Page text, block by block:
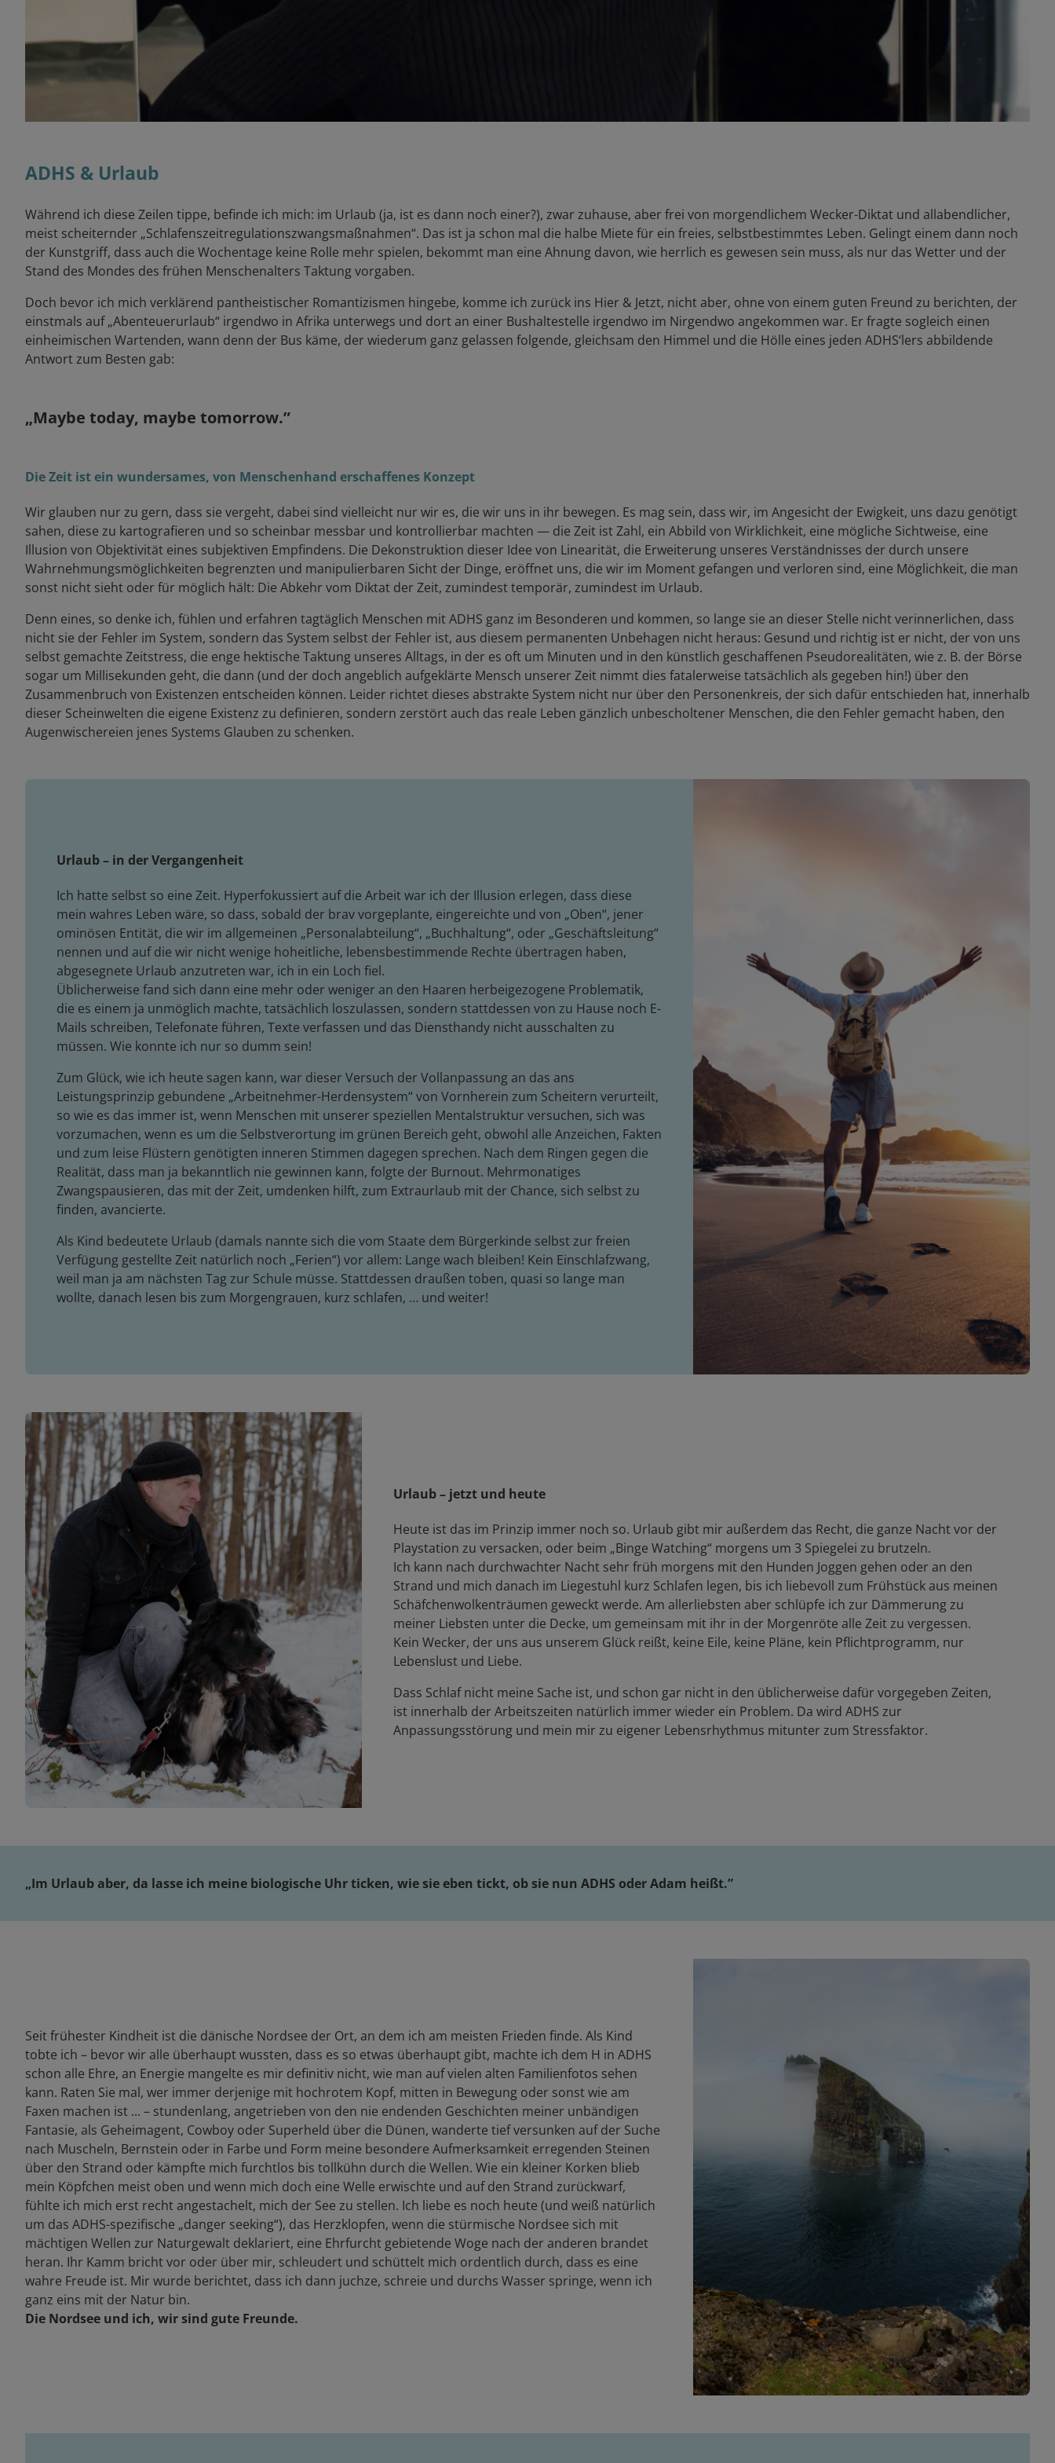
ADHS & Urlaub
Während ich diese Zeilen tippe, befinde ich mich: im Urlaub (ja, ist es dann noch einer?), zwar zuhause, aber frei von morgendlichem Wecker-Diktat und allabendlicher,
meist scheiternder „Schlafenszeitregulationszwangsmaßnahmen“. Das ist ja schon mal die halbe Miete für ein freies, selbstbestimmtes Leben. Gelingt einem dann noch
der Kunstgriff, dass auch die Wochentage keine Rolle mehr spielen, bekommt man eine Ahnung davon, wie herrlich es gewesen sein muss, als nur das Wetter und der
Stand des Mondes des frühen Menschenalters Taktung vorgaben.
Doch bevor ich mich verklärend pantheistischer Romantizismen hingebe, komme ich zurück ins Hier & Jetzt, nicht aber, ohne von einem guten Freund zu berichten, der
einstmals auf „Abenteuerurlaub“ irgendwo in Afrika unterwegs und dort an einer Bushaltestelle irgendwo im Nirgendwo angekommen war. Er fragte sogleich einen
einheimischen Wartenden, wann denn der Bus käme, der wiederum ganz gelassen folgende, gleichsam den Himmel und die Hölle eines jeden ADHS‘lers abbildende
Antwort zum Besten gab:
„Maybe today, maybe tomorrow.”
Die Zeit ist ein wundersames, von Menschenhand erschaffenes Konzept
Wir glauben nur zu gern, dass sie vergeht, dabei sind vielleicht nur wir es, die wir uns in ihr bewegen. Es mag sein, dass wir, im Angesicht der Ewigkeit, uns dazu genötigt
sahen, diese zu kartografieren und so scheinbar messbar und kontrollierbar machten — die Zeit ist Zahl, ein Abbild von Wirklichkeit, eine mögliche Sichtweise, eine
Illusion von Objektivität eines subjektiven Empfindens. Die Dekonstruktion dieser Idee von Linearität, die Erweiterung unseres Verständnisses der durch unsere
Wahrnehmungsmöglichkeiten begrenzten und manipulierbaren Sicht der Dinge, eröffnet uns, die wir im Moment gefangen und verloren sind, eine Möglichkeit, die man
sonst nicht sieht oder für möglich hält: Die Abkehr vom Diktat der Zeit, zumindest temporär, zumindest im Urlaub.
Denn eines, so denke ich, fühlen und erfahren tagtäglich Menschen mit ADHS ganz im Besonderen und kommen, so lange sie an dieser Stelle nicht verinnerlichen, dass
nicht sie der Fehler im System, sondern das System selbst der Fehler ist, aus diesem permanenten Unbehagen nicht heraus: Gesund und richtig ist er nicht, der von uns
selbst gemachte Zeitstress, die enge hektische Taktung unseres Alltags, in der es oft um Minuten und in den künstlich geschaffenen Pseudorealitäten, wie z. B. der Börse
sogar um Millisekunden geht, die dann (und der doch angeblich aufgeklärte Mensch unserer Zeit nimmt dies fatalerweise tatsächlich als gegeben hin!) über den
Zusammenbruch von Existenzen entscheiden können. Leider richtet dieses abstrakte System nicht nur über den Personenkreis, der sich dafür entschieden hat, innerhalb
dieser Scheinwelten die eigene Existenz zu definieren, sondern zerstört auch das reale Leben gänzlich unbescholtener Menschen, die den Fehler gemacht haben, den
Augenwischereien jenes Systems Glauben zu schenken.
Urlaub – in der Vergangenheit
Ich hatte selbst so eine Zeit. Hyperfokussiert auf die Arbeit war ich der Illusion erlegen, dass diese
mein wahres Leben wäre, so dass, sobald der brav vorgeplante, eingereichte und von „Oben“, jener
ominösen Entität, die wir im allgemeinen „Personalabteilung“, „Buchhaltung“, oder „Geschäftsleitung“
nennen und auf die wir nicht wenige hoheitliche, lebensbestimmende Rechte übertragen haben,
abgesegnete Urlaub anzutreten war, ich in ein Loch fiel.
Üblicherweise fand sich dann eine mehr oder weniger an den Haaren herbeigezogene Problematik,
die es einem ja unmöglich machte, tatsächlich loszulassen, sondern stattdessen von zu Hause noch E-
Mails schreiben, Telefonate führen, Texte verfassen und das Diensthandy nicht ausschalten zu
müssen. Wie konnte ich nur so dumm sein!
Zum Glück, wie ich heute sagen kann, war dieser Versuch der Vollanpassung an das ans
Leistungsprinzip gebundene „Arbeitnehmer-Herdensystem“ von Vornherein zum Scheitern verurteilt,
so wie es das immer ist, wenn Menschen mit unserer speziellen Mentalstruktur versuchen, sich was
vorzumachen, wenn es um die Selbstverortung im grünen Bereich geht, obwohl alle Anzeichen, Fakten
und zum leise Flüstern genötigten inneren Stimmen dagegen sprechen. Nach dem Ringen gegen die
Realität, dass man ja bekanntlich nie gewinnen kann, folgte der Burnout. Mehrmonatiges
Zwangspausieren, das mit der Zeit, umdenken hilft, zum Extraurlaub mit der Chance, sich selbst zu
finden, avancierte.
Als Kind bedeutete Urlaub (damals nannte sich die vom Staate dem Bürgerkinde selbst zur freien
Verfügung gestellte Zeit natürlich noch „Ferien“) vor allem: Lange wach bleiben! Kein Einschlafzwang,
weil man ja am nächsten Tag zur Schule müsse. Stattdessen draußen toben, quasi so lange man
wollte, danach lesen bis zum Morgengrauen, kurz schlafen, … und weiter!
Urlaub – jetzt und heute
Heute ist das im Prinzip immer noch so. Urlaub gibt mir außerdem das Recht, die ganze Nacht vor der
Playstation zu versacken, oder beim „Binge Watching“ morgens um 3 Spiegelei zu brutzeln.
Ich kann nach durchwachter Nacht sehr früh morgens mit den Hunden Joggen gehen oder an den
Strand und mich danach im Liegestuhl kurz Schlafen legen, bis ich liebevoll zum Frühstück aus meinen
Schäfchenwolkenträumen geweckt werde. Am allerliebsten aber schlüpfe ich zur Dämmerung zu
meiner Liebsten unter die Decke, um gemeinsam mit ihr in der Morgenröte alle Zeit zu vergessen.
Kein Wecker, der uns aus unserem Glück reißt, keine Eile, keine Pläne, kein Pflichtprogramm, nur
Lebenslust und Liebe.
Dass Schlaf nicht meine Sache ist, und schon gar nicht in den üblicherweise dafür vorgegeben Zeiten,
ist innerhalb der Arbeitszeiten natürlich immer wieder ein Problem. Da wird ADHS zur
Anpassungsstörung und mein mir zu eigener Lebensrhythmus mitunter zum Stressfaktor.
„Im Urlaub aber, da lasse ich meine biologische Uhr ticken, wie sie eben tickt, ob sie nun ADHS oder Adam heißt.”
Seit frühester Kindheit ist die dänische Nordsee der Ort, an dem ich am meisten Frieden finde. Als Kind
tobte ich – bevor wir alle überhaupt wussten, dass es so etwas überhaupt gibt, machte ich dem H in ADHS
schon alle Ehre, an Energie mangelte es mir definitiv nicht, wie man auf vielen alten Familienfotos sehen
kann. Raten Sie mal, wer immer derjenige mit hochrotem Kopf, mitten in Bewegung oder sonst wie am
Faxen machen ist ... – stundenlang, angetrieben von den nie endenden Geschichten meiner unbändigen
Fantasie, als Geheimagent, Cowboy oder Superheld über die Dünen, wanderte tief versunken auf der Suche
nach Muscheln, Bernstein oder in Farbe und Form meine besondere Aufmerksamkeit erregenden Steinen
über den Strand oder kämpfte mich furchtlos bis tollkühn durch die Wellen. Wie ein kleiner Korken blieb
mein Köpfchen meist oben und wenn mich doch eine Welle erwischte und auf den Strand zurückwarf,
fühlte ich mich erst recht angestachelt, mich der See zu stellen. Ich liebe es noch heute (und weiß natürlich
um das ADHS-spezifische „danger seeking“), das Herzklopfen, wenn die stürmische Nordsee sich mit
mächtigen Wellen zur Naturgewalt deklariert, eine Ehrfurcht gebietende Woge nach der anderen brandet
heran. Ihr Kamm bricht vor oder über mir, schleudert und schüttelt mich ordentlich durch, dass es eine
wahre Freude ist. Mir wurde berichtet, dass ich dann juchze, schreie und durchs Wasser springe, wenn ich
ganz eins mit der Natur bin.
Die Nordsee und ich, wir sind gute Freunde.